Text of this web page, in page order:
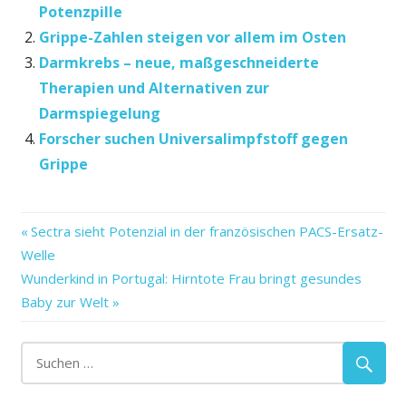
Potenzpille
Grippe-Zahlen steigen vor allem im Osten
Darmkrebs – neue, maßgeschneiderte
Therapien und Alternativen zur
Darmspiegelung
Forscher suchen Universalimpfstoff gegen
Grippe
Genmutation
Gesundheit
seltene
Seltene
Beitragsnavigation
Vorheriger
Beitrag:
Sectra sieht Potenzial in der französischen PACS-Ersatz-
Welle
Nächster
Beitrag:
Wunderkind in Portugal: Hirntote Frau bringt gesundes
Baby zur Welt